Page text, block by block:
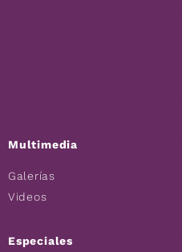
Multimedia
Galerías
Videos
Especiales